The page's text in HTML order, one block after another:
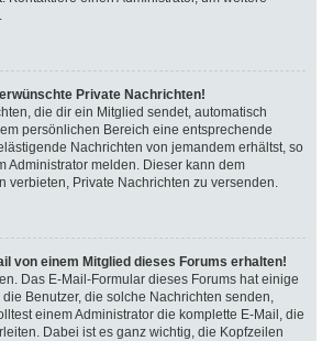
Private Nachrichten!
die dir ein Mitglied sendet, automatisch
persönlichen Bereich eine entsprechende
Nachrichten von jemandem erhältst, so
Administrator melden. Dieser kann dem
verbieten, Private Nachrichten zu versenden.
von einem Mitglied dieses Forums erhalten!
Das E-Mail-Formular dieses Forums hat einige
Benutzer, die solche Nachrichten senden,
einem Administrator die komplette E-Mail, die
Dabei ist es ganz wichtig, die Kopfzeilen